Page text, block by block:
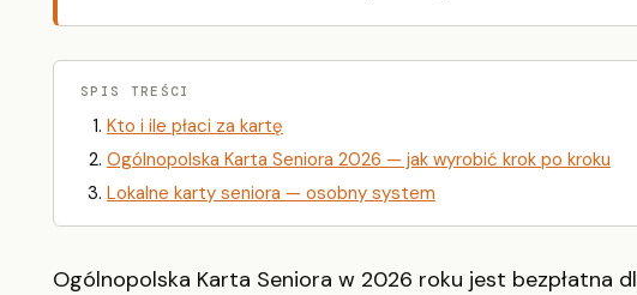
SPIS TREŚCI
Kto i ile płaci za kartę
Ogólnopolska Karta Seniora 2026 — jak wyrobić krok po kroku
Lokalne karty seniora — osobny system
Ogólnopolska Karta Seniora w 2026 roku jest bezpłatna